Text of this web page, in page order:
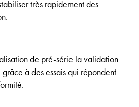
très rapidement des
de pré-série la validation
à des essais qui répondent